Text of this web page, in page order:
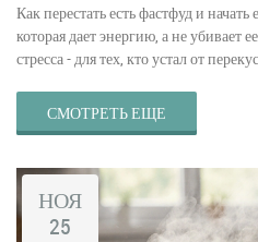
Как перестать есть фастфуд и
которая дает энергию, а не убивает
стресса - для тех, кто устал от
СМОТРЕТЬ ЕЩЕ
НОЯ
25